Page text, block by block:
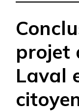
projet
Laval